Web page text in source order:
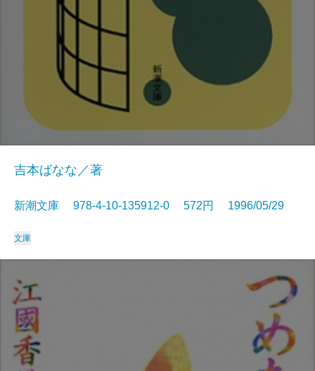
吉本ばなな／著
新潮文庫 978-4-10-135912-0 572円 1996/05/29
文庫